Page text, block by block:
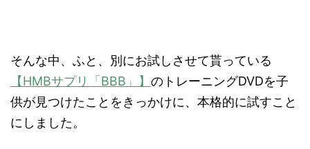
そんな中、ふと、別にお試しさせて貰っている
【HMBサプリ「BBB」】 のトレーニングDVDを子
供が見つけたことをきっかけに、本格的に試すこと
にしました。